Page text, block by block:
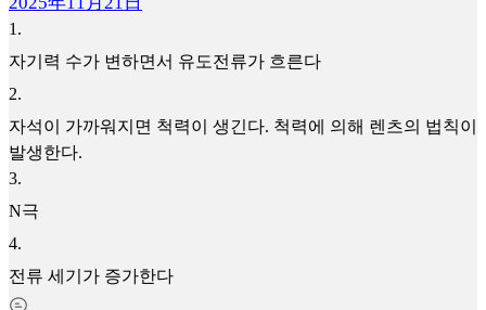
1 .
자기력 수가 변하면서 유도전류가 흐른다
2.
자석이 가까워지면 척력이 생긴다. 척력에 의해 렌츠의 법칙이
발생한다.
3.
N극
4.
전류 세기가 증가한다